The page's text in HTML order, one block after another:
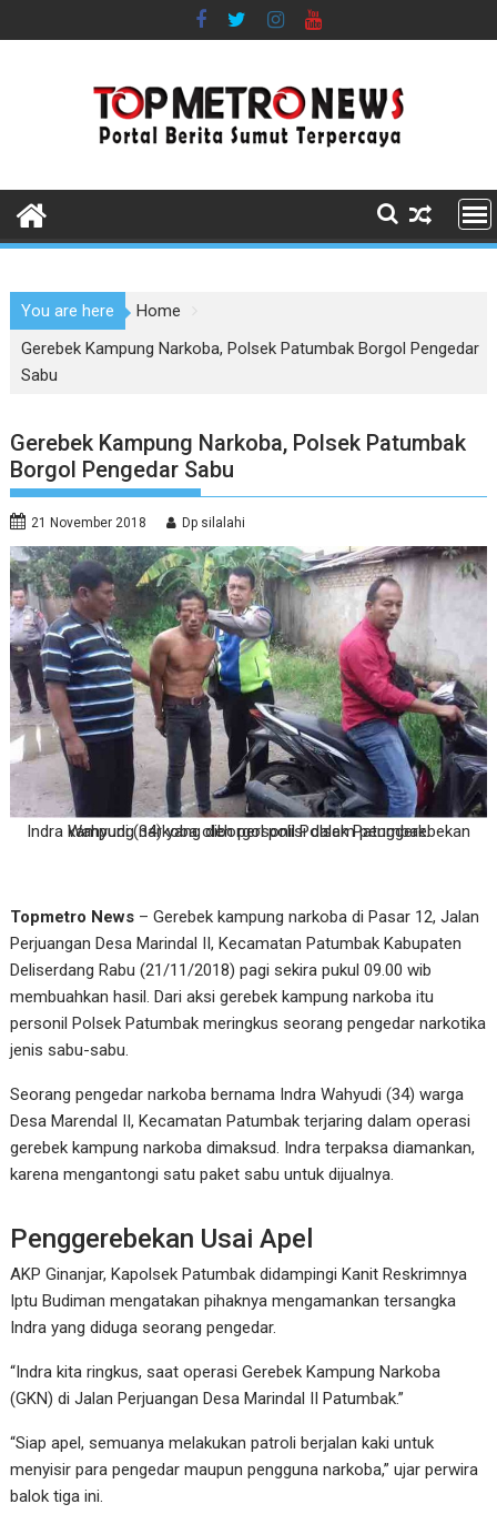
to
You are here
Home
Gerebek Kampung Narkoba, Polsek Patumbak Borgol Pengedar
Sabu
Gerebek Kampung Narkoba, Polsek Patumbak
Borgol Pengedar Sabu
21 November 2018 Dp silalahi
Indra Wahyudi (34) yang diborgol polisi dalam penggerebekan kampung narkoba oleh personil Polsek Patumbak.
Topmetro News – Gerebek kampung narkoba di Pasar 12, Jalan
Perjuangan Desa Marindal II, Kecamatan Patumbak Kabupaten
Deliserdang Rabu (21/11/2018) pagi sekira pukul 09.00 wib
membuahkan hasil. Dari aksi gerebek kampung narkoba itu
personil Polsek Patumbak meringkus seorang pengedar narkotika
jenis sabu-sabu.
Seorang pengedar narkoba bernama Indra Wahyudi (34) warga
Desa Marendal II, Kecamatan Patumbak terjaring dalam operasi
gerebek kampung narkoba dimaksud. Indra terpaksa diamankan,
karena mengantongi satu paket sabu untuk dijualnya.
Penggerebekan Usai Apel
AKP Ginanjar, Kapolsek Patumbak didampingi Kanit Reskrimnya
Iptu Budiman mengatakan pihaknya mengamankan tersangka
Indra yang diduga seorang pengedar.
“Indra kita ringkus, saat operasi Gerebek Kampung Narkoba
(GKN) di Jalan Perjuangan Desa Marindal II Patumbak.”
“Siap apel, semuanya melakukan patroli berjalan kaki untuk
menyisir para pengedar maupun pengguna narkoba,” ujar perwira
balok tiga ini.